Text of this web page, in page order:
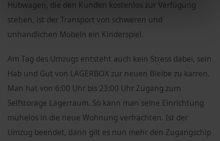
Hubwagen, die den Kunden kostenlos zur Verfügung
stehen, ist der Transport von schweren und
unhandlichen Möbeln ein Kinderspiel.
Am Tag des Umzugs entsteht auch kein Stress dabei, sein
Hab und Gut von LAGERBOX zur neuen Bleibe zu karren.
Man hat von 6:00 Uhr bis 23:00 Uhr Zugang zum
Selfstorage Lagerraum. So kann man seine Einrichtung
mühelos in die neue Wohnung verfrachten. Ist der
Umzug beendet, dann gilt es nun mehr den Zugangschip